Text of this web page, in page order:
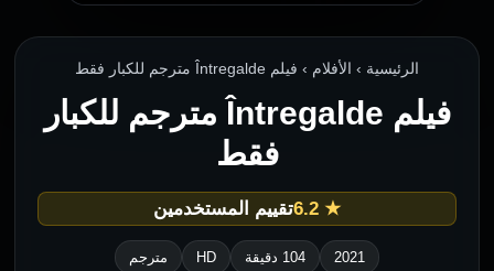
الرئيسية › الأفلام › فيلم Întregalde مترجم للكبار فقط
فيلم Întregalde مترجم للكبار
فقط
★ 6.2 تقييم المستخدمين
2021 104 دقيقة HD مترجم